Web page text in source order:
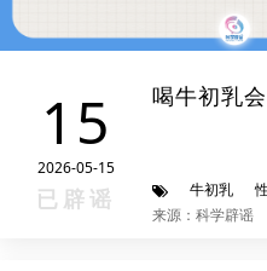
15
2026-05-15
已辟谣
喝牛初乳
牛初乳
来源：科学辟谣